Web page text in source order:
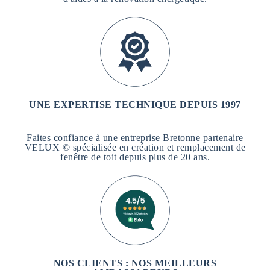
UNE EXPERTISE TECHNIQUE DEPUIS 1997
Faites confiance à une entreprise Bretonne partenaire
VELUX © spécialisée en création et remplacement de
fenêtre de toit depuis plus de 20 ans.
NOS CLIENTS : NOS MEILLEURS